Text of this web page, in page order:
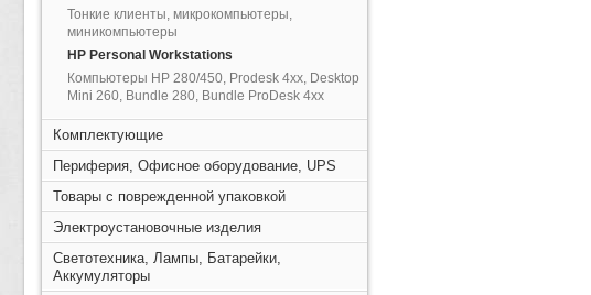
Тонкие клиенты, микрокомпьютеры,
миникомпьютеры
HP Personal Workstations
Компьютеры HP 280/450, Prodesk 4xx, Desktop
Mini 260, Bundle 280, Bundle ProDesk 4xx
Комплектующие
Периферия, Офисное оборудование, UPS
Товары с поврежденной упаковкой
Электроустановочные изделия
Светотехника, Лампы, Батарейки,
Аккумуляторы